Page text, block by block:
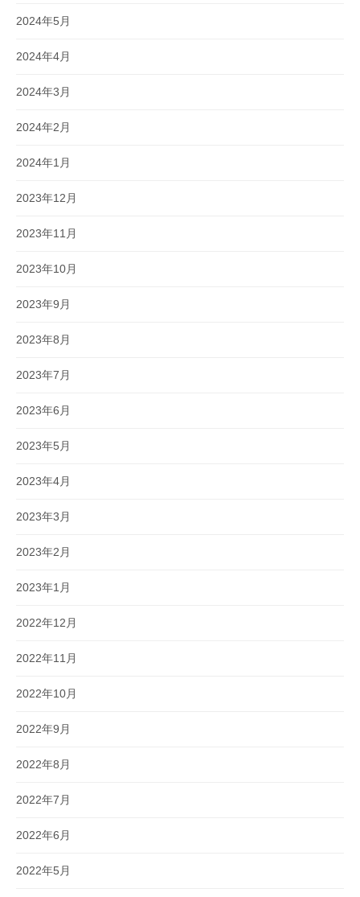
2024年5月
2024年4月
2024年3月
2024年2月
2024年1月
2023年12月
2023年11月
2023年10月
2023年9月
2023年8月
2023年7月
2023年6月
2023年5月
2023年4月
2023年3月
2023年2月
2023年1月
2022年12月
2022年11月
2022年10月
2022年9月
2022年8月
2022年7月
2022年6月
2022年5月